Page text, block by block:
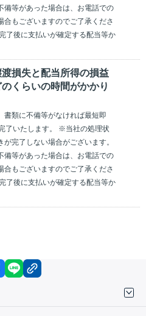
備等があった場合は、お電話での
もございますのでご了承くださ
了後に支払いが確定する配当等か
損失と配当所得の損益
くらいの時間がかかり
書類に不備等がなければ最短即
了いたします。 ※当社の処理状
完了しない場合がございます。
備等があった場合は、お電話での
もございますのでご了承くださ
了後に支払いが確定する配当等か
X facebook